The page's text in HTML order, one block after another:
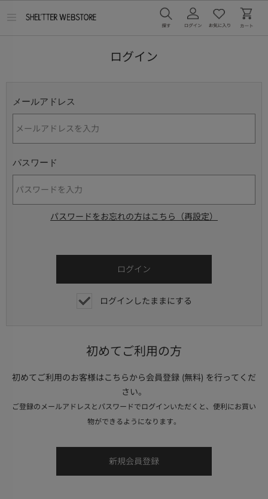
ログイン
メールアドレス
パスワード
パスワードをお忘れの方はこちら（再設定）
ログインしたままにする
初めてご利用の方
初めてご利用のお客様はこちらから会員登録 (無料) を行ってくだ
さい。
ご登録のメールアドレスとパスワードでログインいただくと、便利にお買い
物ができるようになります。